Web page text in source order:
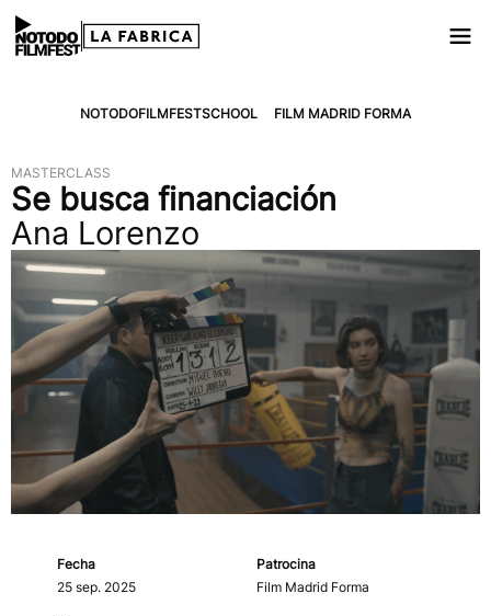
NOTODOFILMFESTSCHOOL/ FILM MADRID FORMA
MASTERCLASS
Se busca financiación
Ana Lorenzo
Fecha
25 sep. 2025
Patrocina
Film Madrid Forma